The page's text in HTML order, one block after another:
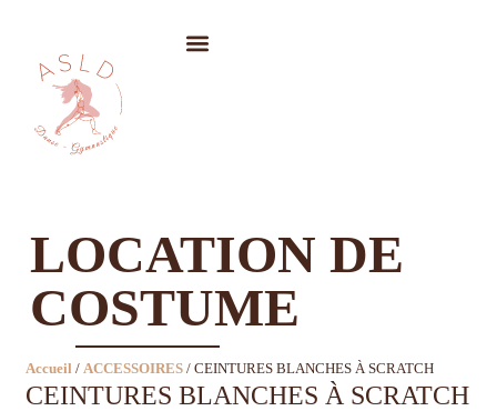
LOCATION DE
COSTUME
Accueil / ACCESSOIRES / CEINTURES BLANCHES À SCRATCH
CEINTURES BLANCHES À SCRATCH